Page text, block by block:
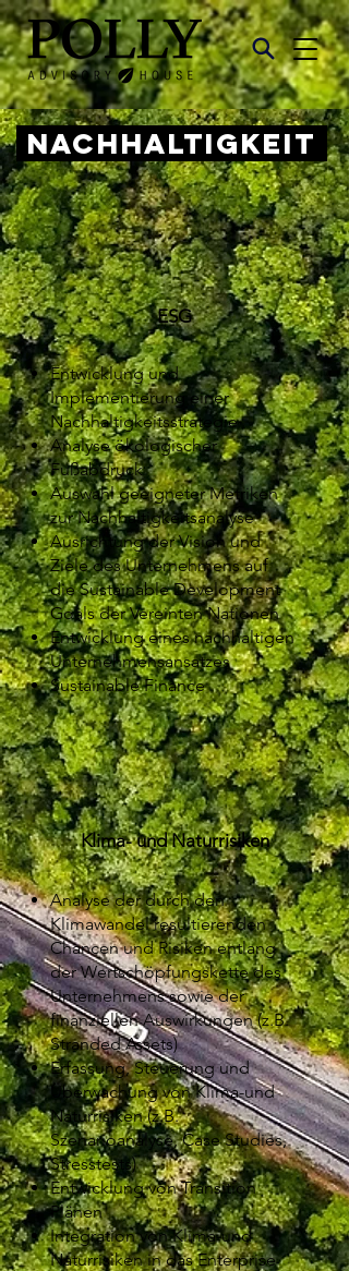
NACHHALTIGKEIT
ESG
Entwicklung und
Implementierung einer
Nachhaltigkeitsstrategie
Analyse ökologischer
Fußabdruck
Auswahl geeigneter Metriken
zur Nachhaltigkeitsanalyse
Ausrichtung der Vision und
Ziele des Unternehmens auf
die Sustainable Development
Goals der Vereinten Nationen
Entwicklung eines nachhaltigen
Unternehmensansatzes
Sustainable Finance
Klima- und Naturrisiken
Analyse der durch den
Klimawandel resultierenden
Chancen und Risiken entlang
der Wertschöpfungskette des
Unternehmens sowie der
finanziellen Auswirkungen (z.B.
Stranded Assets)
Erfassung, Steuerung und
Überwachung von Klima-und
Naturrisiken (z.B.
Szenarioanalyse, Case Studies,
Stresstests)
Entwicklung von Transition
Plänen
Integration von Klima-und
Naturrisiken in das Enterprise